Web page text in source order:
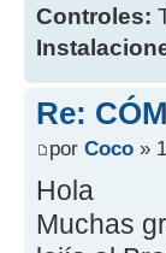
Controles:
Re:
por Coco »
Hola
Muchas